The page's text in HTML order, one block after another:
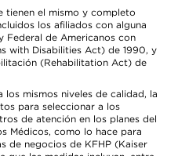
tienen el mismo y completo
los afiliados con alguna
Federal de Americanos con
with Disabilities Act) de 1990, y
(Rehabilitation Act) de
los mismos niveles de calidad, la
para seleccionar a los
de atención en los planes del
Médicos, como lo hace para
de negocios de KFHP (Kaiser